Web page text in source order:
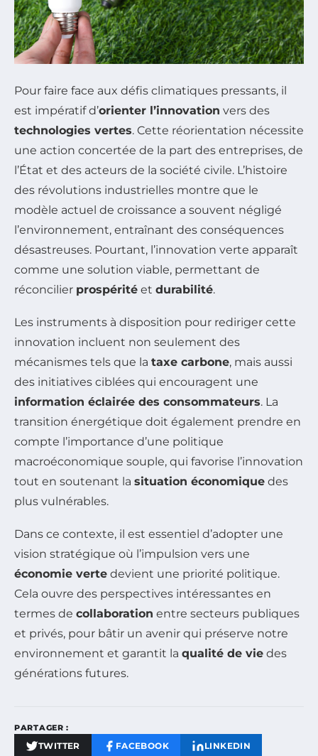
Pour faire face aux défis climatiques pressants, il
est impératif d’orienter l’innovation vers des
technologies vertes. Cette réorientation nécessite
une action concertée de la part des entreprises, de
l’État et des acteurs de la société civile. L’histoire
des révolutions industrielles montre que le
modèle actuel de croissance a souvent négligé
l’environnement, entraînant des conséquences
désastreuses. Pourtant, l’innovation verte apparaît
comme une solution viable, permettant de
réconcilier prospérité et durabilité.
Les instruments à disposition pour rediriger cette
innovation incluent non seulement des
mécanismes tels que la taxe carbone, mais aussi
des initiatives ciblées qui encouragent une
information éclairée des consommateurs. La
transition énergétique doit également prendre en
compte l’importance d’une politique
macroéconomique souple, qui favorise l’innovation
tout en soutenant la situation économique des
plus vulnérables.
Dans ce contexte, il est essentiel d’adopter une
vision stratégique où l’impulsion vers une
économie verte devient une priorité politique.
Cela ouvre des perspectives intéressantes en
termes de collaboration entre secteurs publiques
et privés, pour bâtir un avenir qui préserve notre
environnement et garantit la qualité de vie des
générations futures.
PARTAGER :
TWITTER FACEBOOK LINKEDIN